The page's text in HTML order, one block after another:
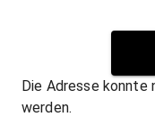
Die Adresse konnte
werden.